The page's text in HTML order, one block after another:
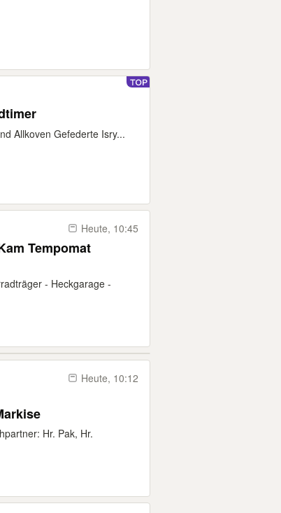
Allkoven Gefederte Isry...
Heute, 10:45
Tempomat
- Heckgarage -
Heute, 10:12
Hr. Pak, Hr.